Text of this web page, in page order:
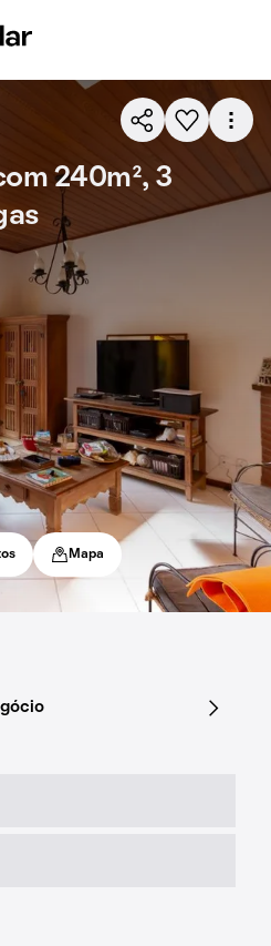
240m², 3
Mapa